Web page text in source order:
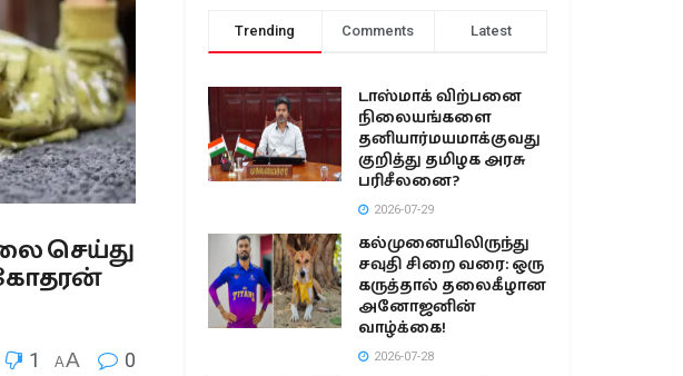
செய்து
1 AA 0
Trending Comments Latest
டாஸ்மாக் விற்பனை
நிலையங்களை
தனியார்மயமாக்குவது
குறித்து தமிழக அரசு
பரிசீலனை?
2026-07-29
கல்முனையிலிருந்து
சவுதி சிறை வரை: ஒரு
கருத்தால் தலைகீழான
அனோஜனின்
வாழ்க்கை!
2026-07-28